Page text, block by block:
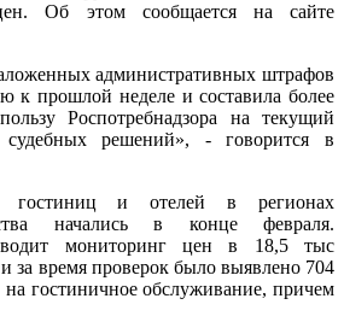
Об этом сообщается на сайте
административных штрафов
к прошлой неделе и составила более
Роспотребнадзора на текущий
решений», - говорится в
гостиниц и отелей в регионах
начались в конце февраля.
мониторинг цен в 18,5 тыс
за время проверок было выявлено 704
гостиничное обслуживание, причем